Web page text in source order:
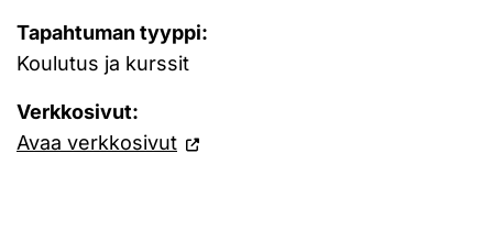
Tapahtuman tyyppi:
Koulutus ja kurssit
Verkkosivut:
Avaa verkkosivut